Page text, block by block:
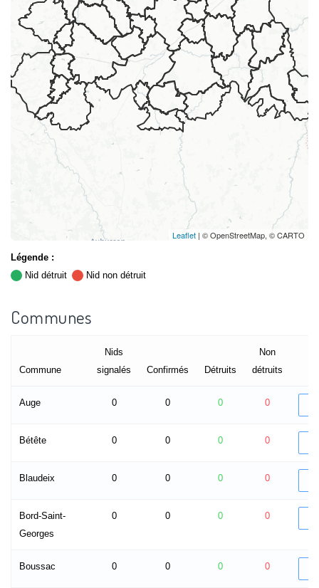
Leaflet | © OpenStreetMap, © CARTO
Légende :
Nid détruit
Nid non détruit
Communes
Commune
Nids
signalés
Confirmés Détruits
Non
détruits
Auge 0 0 0 0
Bétête 0 0 0 0
Blaudeix 0 0 0 0
Bord-Saint-
Georges
0 0 0 0
Boussac 0 0 0 0